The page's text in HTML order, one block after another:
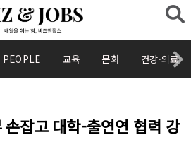
PEOPLE 교육 문화 건강·의료
잡고 대학-출연연 협력 강